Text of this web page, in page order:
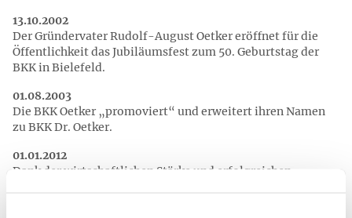
13.10.2002
Der Gründervater Rudolf-August Oetker eröffnet für die
Öffentlichkeit das Jubiläumsfest zum 50. Geburtstag der
BKK in Bielefeld.
01.08.2003
Die BKK Oetker „promoviert“ und erweitert ihren Namen
zu BKK Dr. Oetker.
01.01.2012
Dank der wirtschaftlichen Stärke und erfolgreichen